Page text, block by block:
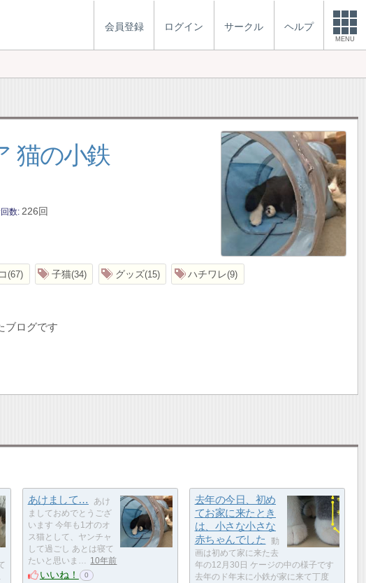
会員登録 ログイン サークル ヘルプ
MENU
猫の小鉄
数 226回
67 子猫 34 グッズ 15 ハチワレ 9
ブログです
あけまして…
あけ
ましておめでとうござ
います 今年も1才のオ
ス猫として、ヤンチャ
して過ごし あとは寝て
たいと思いま…
10年前
いいね！ 0
去年の今日、初め
てお家に来たとき
は、小さな小さな
赤ちゃんでした
動
画は初めて家に来た去
年の12月30日 ケージの中の様子です
去年のド年末に小鉄が家に来て丁度